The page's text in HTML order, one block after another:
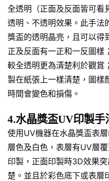
全透明（正面及反面皆可看
透明、不透明效果。此手法
獎盃的透明晶亮，且可以得
正及反面有一正和一反圖樣
較全透明更為清楚利於觀賞
製在紙張上一樣清楚，圖樣
時間會變色和損傷。
4.水晶獎盃UV印製手
使用UV機器在水晶獎盃表
層色及白色，表層有UV層
印製，正面印製時3D效果
楚。並且於彩色底下或表層